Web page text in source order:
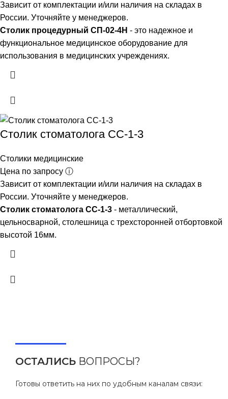
Зависит от комплектации и/или наличия на складах в
России. Уточняйте у менеджеров.
Столик процедурный СП-02-4Н - это надежное и
функциональное медицинское оборудование для
использования в медицинских учреждениях.
Столик стоматолога СС-1-3
Столики медицинские
Цена по запросу ⓘ
Зависит от комплектации и/или наличия на складах в
России. Уточняйте у менеджеров.
Столик стоматолога СС-1-3 - металлический,
цельносварной, столешница с трехсторонней отбортовкой
высотой 16мм.
ОСТАЛИСЬ ВОПРОСЫ?
Готовы ответить на них по удобным каналам связи: